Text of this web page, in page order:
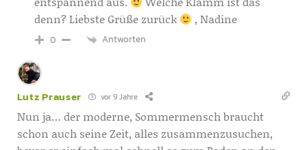
denn? Liebste Grüße zurück
, Nadine
0 Antworten
Lutz Prauser vor 9 Jahre
Nun ja… der moderne, Sommermensch braucht
schon auch seine Zeit, alles zusammenzusuchen,